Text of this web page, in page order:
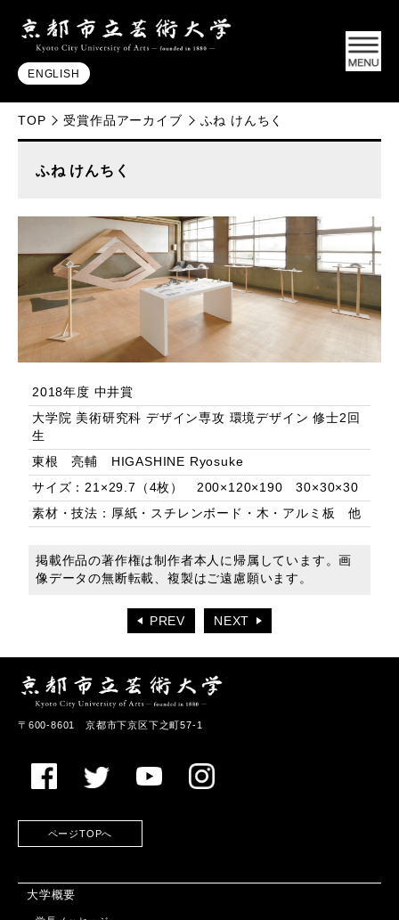
ENGLISH
TOP 受賞作品アーカイブ ふね けんちく
ふね けんちく
2018年度 中井賞
大学院 美術研究科 デザイン専攻 環境デザイン 修士2回
生
東根 亮輔 HIGASHINE Ryosuke
サイズ：21×29.7（4枚） 200×120×190 30×30×30
素材・技法：厚紙・スチレンボード・木・アルミ板 他
掲載作品の著作権は制作者本人に帰属しています。画
像データの無断転載、複製はご遠慮願います。
PREV NEXT
〒600-8601 京都市下京区下之町57-1
ページTOPへ
大学概要